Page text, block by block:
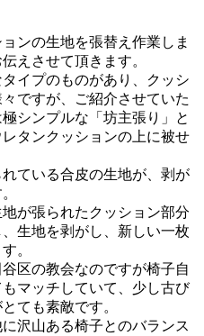
ンの生地を張替え作業しま
えさせて頂きます。
イプのものがあり、クッシ
ですが、ご紹介させていた
シンプルな「坊主張り」と
タンクッションの上に被せ
ている合皮の生地が、剥が
が張られたクッション部分
生地を剥がし、新しい一枚
。
区の教会なのですが椅子自
マッチしていて、少し古び
ても素敵です。
沢山ある椅子とのバランス